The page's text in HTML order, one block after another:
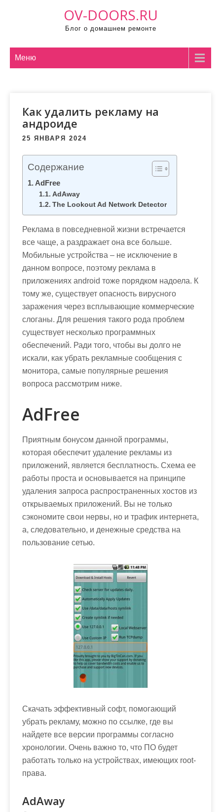
OV-DOORS.RU
Блог о домашнем ремонте
Меню
Как удалить рекламу на
андроиде
25 ЯНВАРЯ 2024
Содержание
AdFree
AdAway
The Lookout Ad Network Detector
Реклама в повседневной жизни встречается
все чаще, а раздражает она все больше.
Мобильные устройства – не исключение в
данном вопросе, поэтому реклама в
приложениях android тоже порядком надоела. К
тому же, существует опасность вирусного
заражения через всплывающие коммерческие
слоганы. Для решения такого рода проблем
существует несколько программных
обеспечений. Ради того, чтобы вы долго не
искали, как убрать рекламные сообщения с
монитора, самые популярные решения
вопроса рассмотрим ниже.
AdFree
Приятным бонусом данной программы,
которая обеспечит удаление рекламы из
приложений, является бесплатность. Схема ее
работы проста и основывается на принципе
удаления запроса распространенных хостов из
открываемых приложений. Вы не только
сэкономите свои нервы, но и трафик интернета,
а, следовательно, и денежные средства на
пользование сетью.
Скачать эффективный софт, помогающий
убрать рекламу, можно по ссылке, где вы
найдете все версии программы согласно
хронологии. Очень важно то, что ПО будет
работать только на устройствах, имеющих root-
права.
AdAway